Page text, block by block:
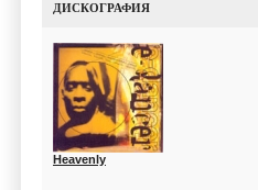
ДИСКОГРАФИЯ
Heavenly